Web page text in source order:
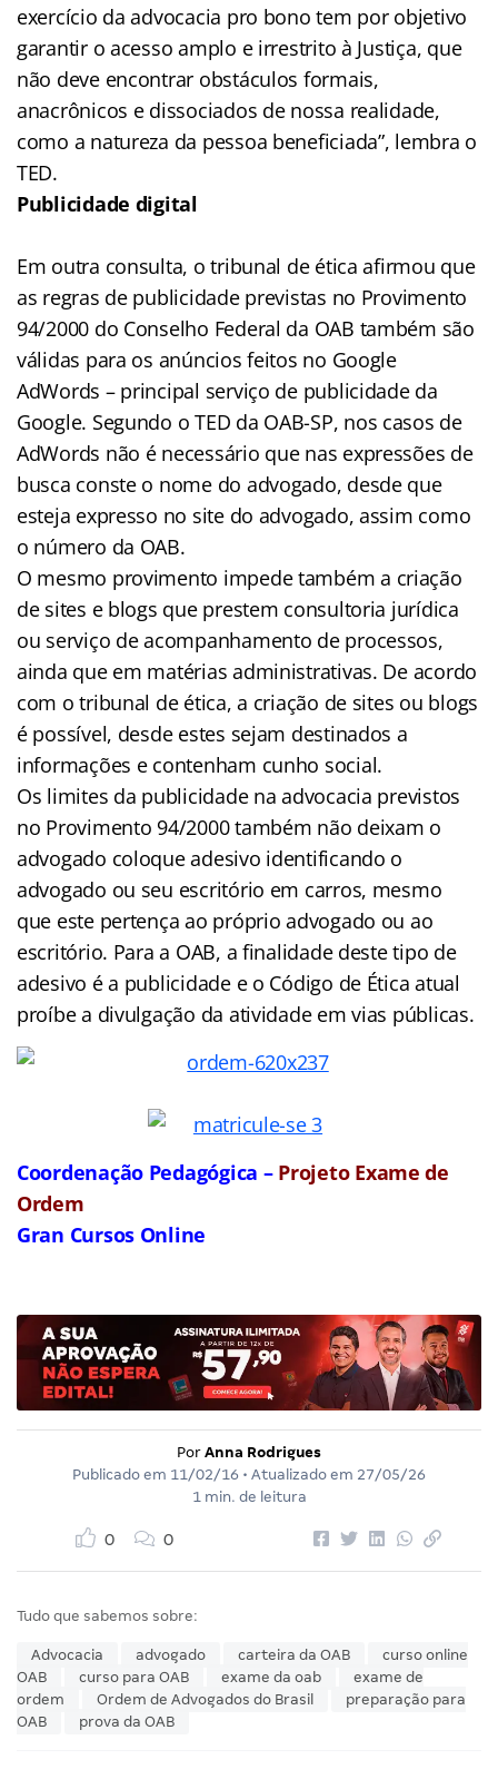
exercício da advocacia pro bono tem por objetivo
garantir o acesso amplo e irrestrito à Justiça, que
não deve encontrar obstáculos formais,
anacrônicos e dissociados de nossa realidade,
como a natureza da pessoa beneficiada”, lembra o
TED.
Publicidade digital
Em outra consulta, o tribunal de ética afirmou que
as regras de publicidade previstas no Provimento
94/2000 do Conselho Federal da OAB também são
válidas para os anúncios feitos no Google
AdWords – principal serviço de publicidade da
Google. Segundo o TED da OAB-SP, nos casos de
AdWords não é necessário que nas expressões de
busca conste o nome do advogado, desde que
esteja expresso no site do advogado, assim como
o número da OAB.
O mesmo provimento impede também a criação
de sites e blogs que prestem consultoria jurídica
ou serviço de acompanhamento de processos,
ainda que em matérias administrativas. De acordo
com o tribunal de ética, a criação de sites ou blogs
é possível, desde estes sejam destinados a
informações e contenham cunho social.
Os limites da publicidade na advocacia previstos
no Provimento 94/2000 também não deixam o
advogado coloque adesivo identificando o
advogado ou seu escritório em carros, mesmo
que este pertença ao próprio advogado ou ao
escritório. Para a OAB, a finalidade deste tipo de
adesivo é a publicidade e o Código de Ética atual
proíbe a divulgação da atividade em vias públicas.
Coordenação Pedagógica – Projeto Exame de
Ordem
Gran Cursos Online
Por Anna Rodrigues
Publicado em 11/02/16 • Atualizado em 27/05/26
1 min. de leitura
0 0
Tudo que sabemos sobre:
Advocacia advogado carteira da OAB
curso online
OAB
curso para OAB exame da oab
exame de
ordem
Ordem de Advogados do Brasil
preparação para
OAB
prova da OAB